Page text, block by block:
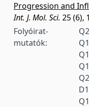
Progression and
Int. J. Mol. Sci. 25 (6),
Folyóirat-
mutatók: